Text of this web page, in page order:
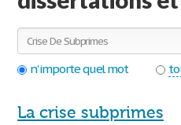
Se connecter
Contactez-nous
n'importe quel mot
La crise subprimes